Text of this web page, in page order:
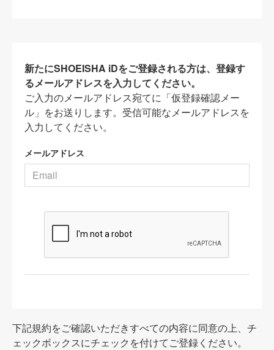
新たにSHOEISHA iDをご登録される方は、登録す
るメールアドレスを入力してください。
ご入力のメールアドレス宛てに「仮登録確認メー
ル」をお送りします。受信可能なメールアドレスを
入力してください。
メールアドレス
下記規約をご確認いただきすべての内容に同意の上、チ
ェックボックスにチェックを付けてご登録ください。